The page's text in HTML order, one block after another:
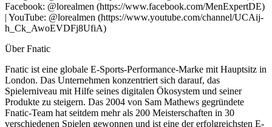
Facebook: @lorealmen (https://www.facebook.com/MenExpertDE)
| YouTube: @lorealmen (https://www.youtube.com/channel/UCAij-
h_Ck_AwoEVDFj8UfiA)
Über Fnatic
Fnatic ist eine globale E-Sports-Performance-Marke mit Hauptsitz in
London. Das Unternehmen konzentriert sich darauf, das
Spielerniveau mit Hilfe seines digitalen Ökosystem und seiner
Produkte zu steigern. Das 2004 von Sam Mathews gegründete
Fnatic-Team hat seitdem mehr als 200 Meisterschaften in 30
verschiedenen Spielen gewonnen und ist eine der erfolgreichsten E-